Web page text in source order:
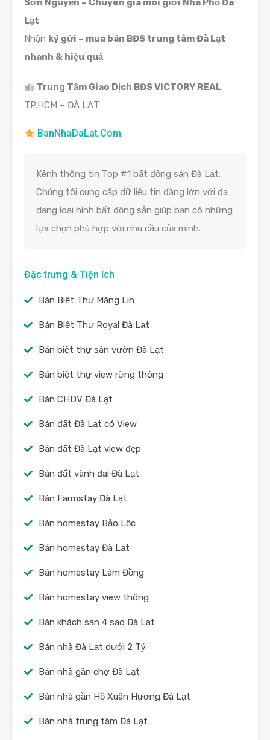
Sơn Nguyễn – Chuyên gia môi giới Nhà Phố Đà
Lạt
Nhận ký gửi – mua bán BĐS trung tâm Đà Lạt
nhanh & hiệu quả
Trung Tâm Giao Dịch BĐS VICTORY REAL
TP.HCM – ĐÀ LẠT
BanNhaDaLat.Com
Kênh thông tin Top #1 bất động sản Đà Lạt.
Chúng tôi cung cấp dữ liệu tin đăng lớn với đa
dạng loại hình bất động sản giúp bạn có những
lựa chọn phù hợp với nhu cầu của mình.
Đặc trưng & Tiện ích
Bán Biệt Thự Măng Lin
Bán Biệt Thự Royal Đà Lạt
Bán biệt thự sân vườn Đà Lạt
Bán biệt thự view rừng thông
Bán CHDV Đà Lạt
Bán đất Đà Lạt có View
Bán đất Đà Lạt view đẹp
Bán đất vành đai Đà Lạt
Bán Farmstay Đà Lạt
Bán homestay Bảo Lộc
Bán homestay Đà Lạt
Bán homestay Lâm Đồng
Bán homestay view thông
Bán khách sạn 4 sao Đà Lạt
Bán nhà Đà Lạt dưới 2 Tỷ
Bán nhà gần chợ Đà Lạt
Bán nhà gần Hồ Xuân Hương Đà Lạt
Bán nhà trung tâm Đà Lạt